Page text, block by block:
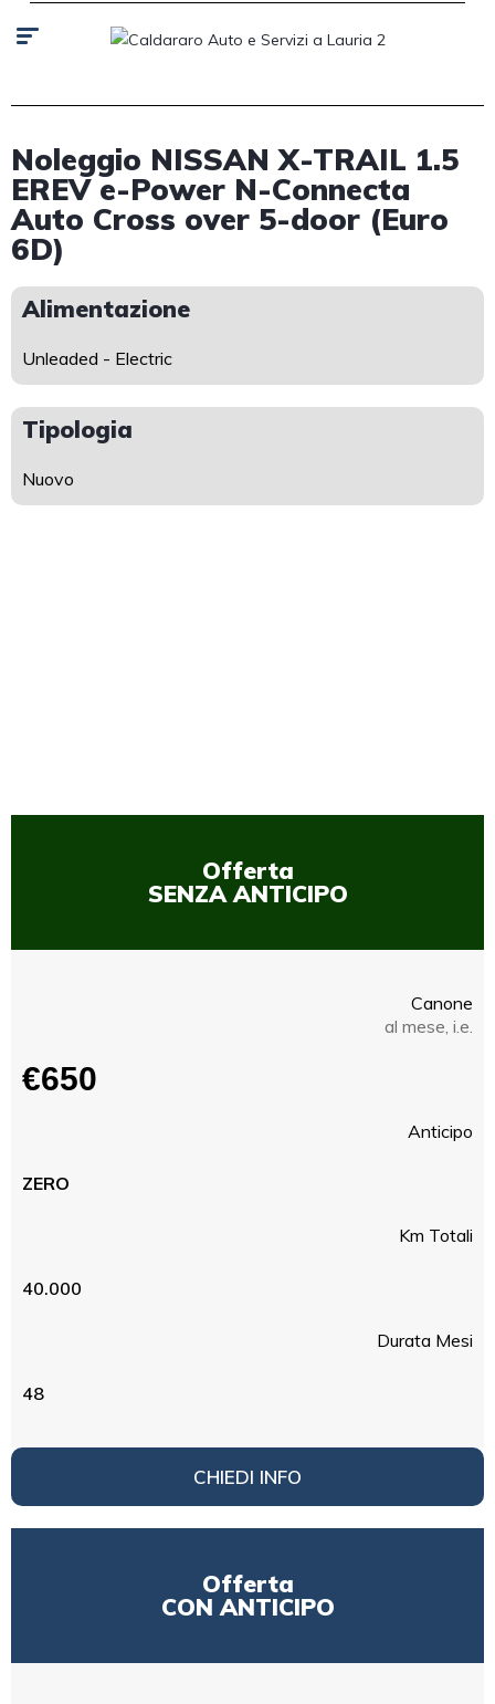
Noleggio NISSAN X-TRAIL 1.5
EREV e-Power N-Connecta
Auto Cross over 5-door (Euro
6D)
Alimentazione
Unleaded - Electric
Tipologia
Nuovo
Offerta
SENZA ANTICIPO
Canone
al mese, i.e.
€650
Anticipo
ZERO
Km Totali
40.000
Durata Mesi
48
CHIEDI INFO
Offerta
CON ANTICIPO